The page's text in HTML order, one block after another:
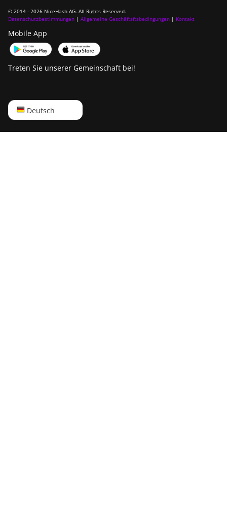
© 2014 - 2026 NiceHash AG. All Rights Reserved.
Datenschutzbestimmungen | Allgemeine Geschäftsftsbedingungen | Kontakt
Mobile App
Treten Sie unserer Gemeinschaft bei!
Deutsch
English